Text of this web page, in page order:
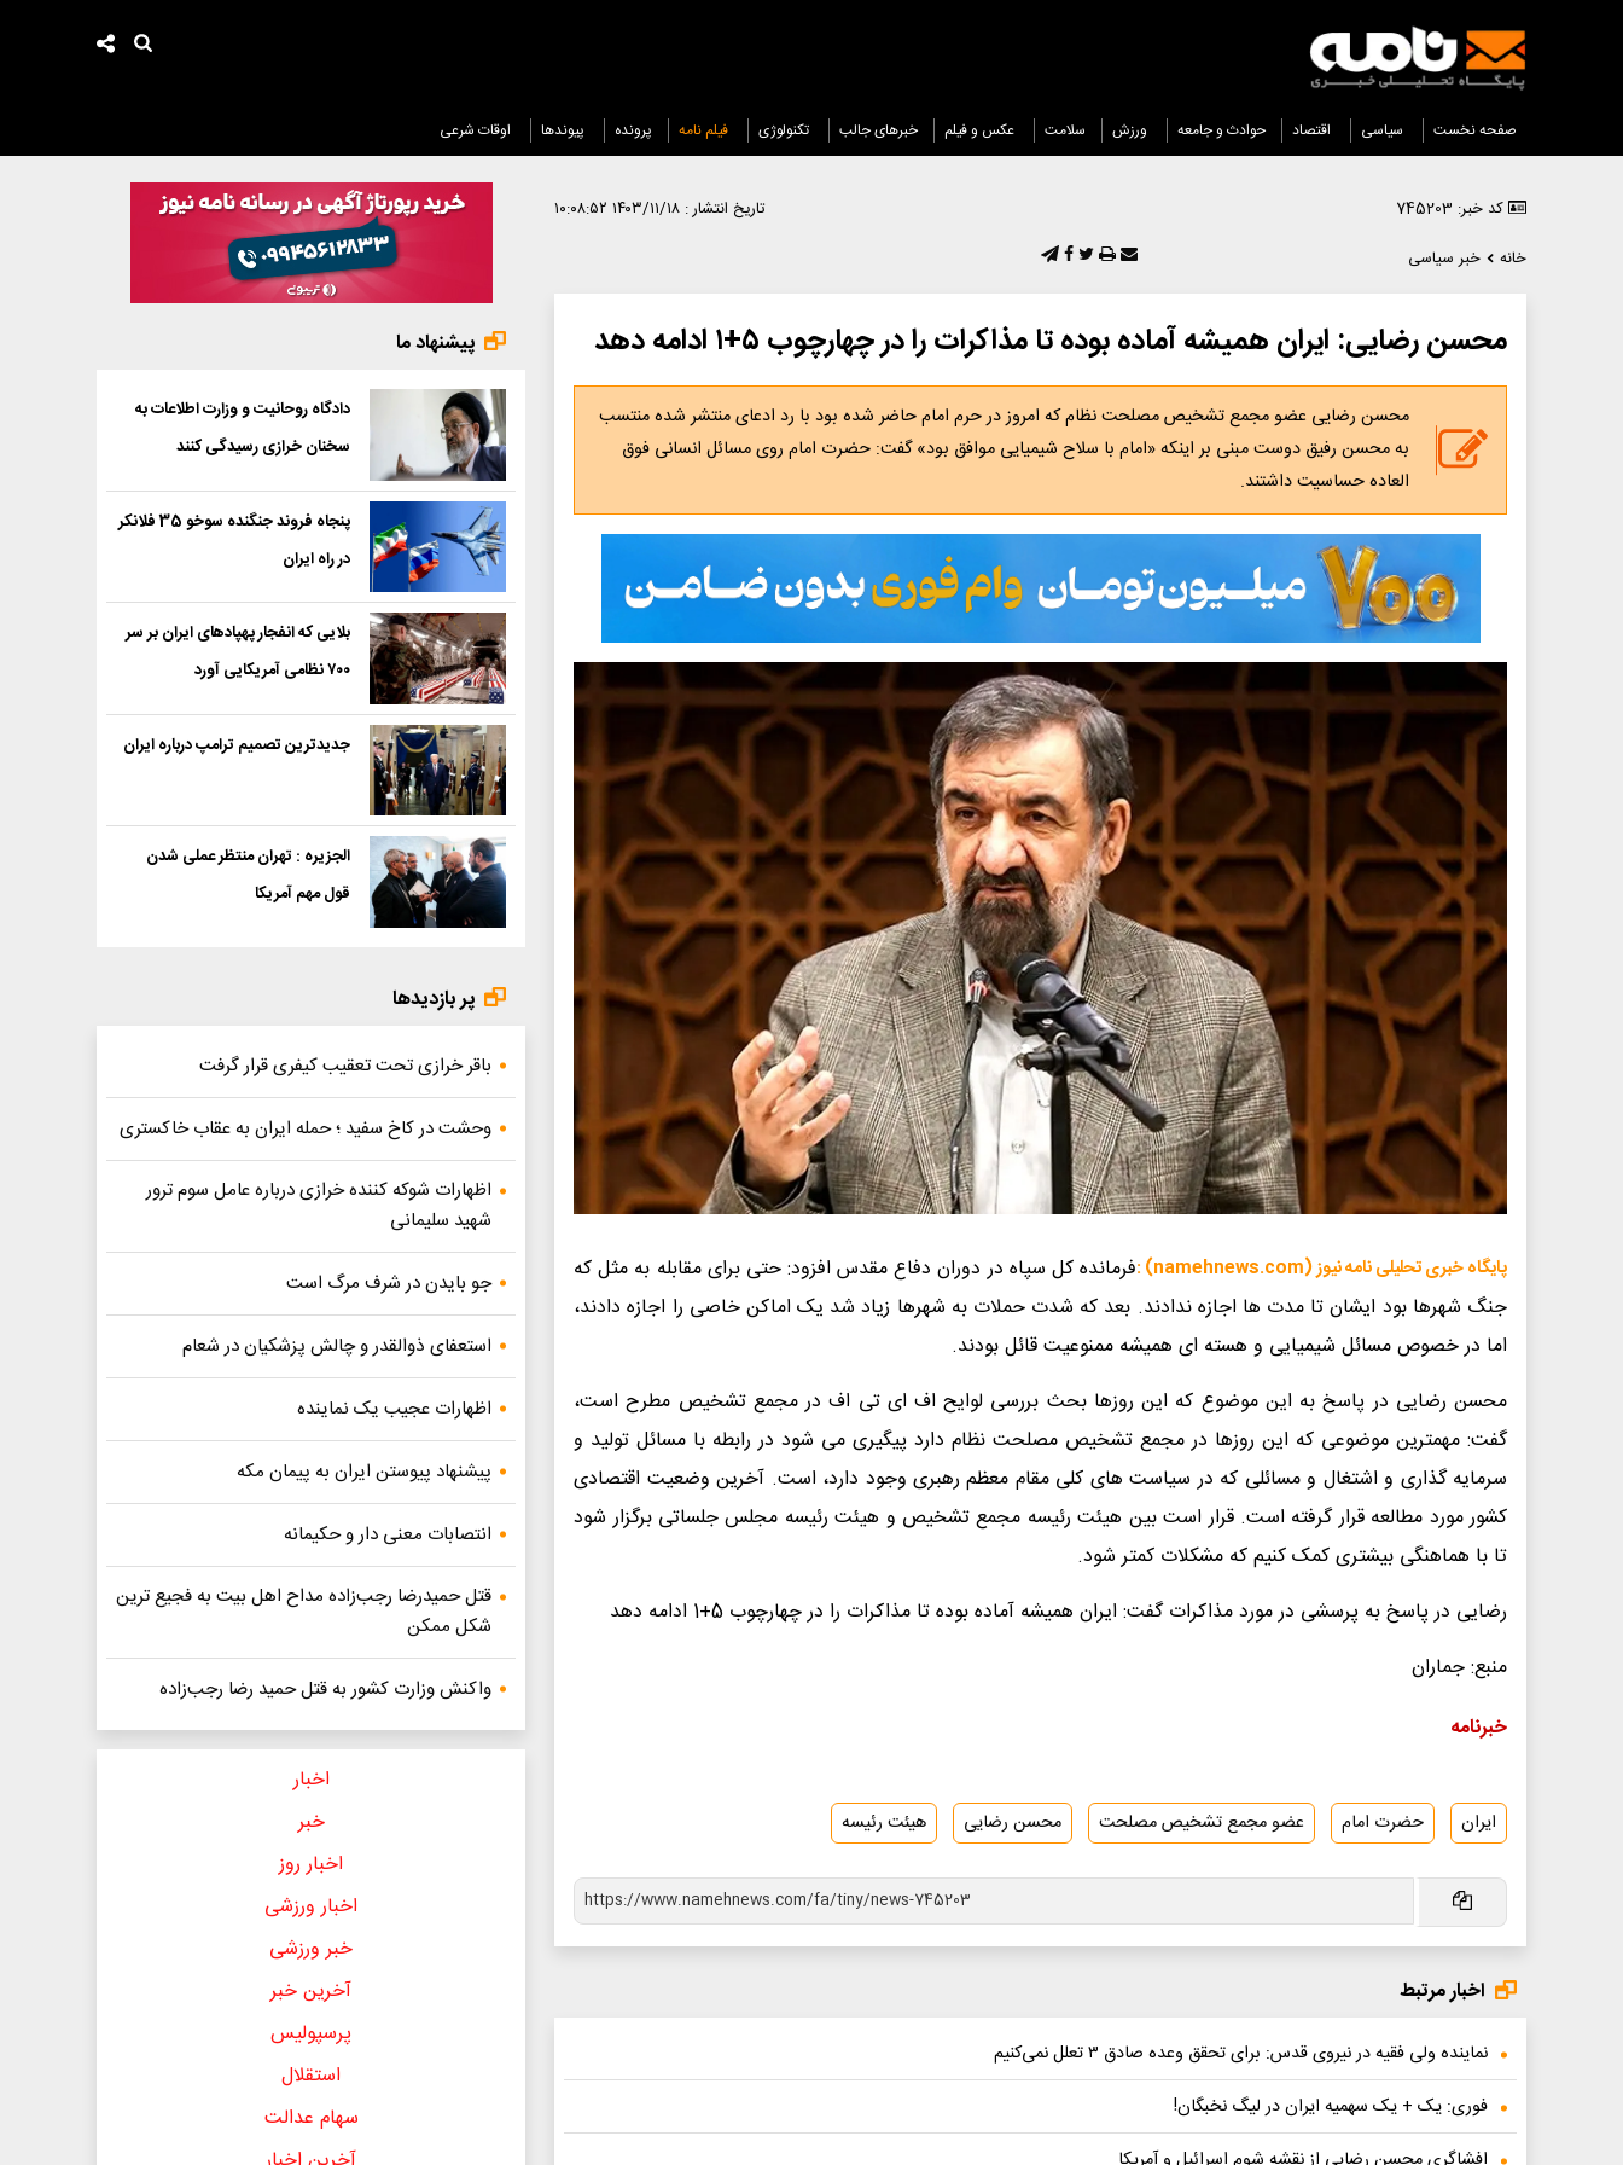
صفحه نخست سیاسی اقتصاد حوادث و جامعه ورزش سلامت عکس و فیلم خبرهای جالب تکنولوژی فیلم نامه پرونده پیوندها اوقات شرعی
کد خبر: 745203 تاریخ انتشار : ۱۴۰۳/۱۱/۱۸ ۱۰:۰۸:۵۲
خانه
خبر سیاسی
محسن رضایی: ایران همیشه آماده بوده تا مذاکرات را در چهارچوب ۵+۱ ادامه دهد
محسن رضایی عضو مجمع تشخیص مصلحت نظام که امروز در حرم امام حاضر شده بود با رد ادعای منتشر شده منتسب
به محسن رفیق دوست مبنی بر اینکه «امام با سلاح شیمیایی موافق بود» گفت: حضرت امام روی مسائل انسانی فوق
العاده حساسیت داشتند.
پایگاه خبری تحلیلی نامه نیوز (namehnews.com) :
فرمانده کل سپاه در دوران دفاع مقدس افزود: حتی برای مقابله به مثل که
جنگ شهرها بود ایشان تا مدت ها اجازه ندادند. بعد که شدت حملات به شهرها زیاد شد یک اماکن خاصی را اجازه دادند،
اما در خصوص مسائل شیمیایی و هسته ای همیشه ممنوعیت قائل بودند.
محسن رضایی در پاسخ به این موضوع که این روزها بحث بررسی لوایح اف ای تی اف در مجمع تشخیص مطرح است،
گفت: مهمترین موضوعی که این روزها در مجمع تشخیص مصلحت نظام دارد پیگیری می شود در رابطه با مسائل تولید و
سرمایه گذاری و اشتغال و مسائلی که در سیاست های کلی مقام معظم رهبری وجود دارد، است. آخرین وضعیت اقتصادی
کشور مورد مطالعه قرار گرفته است. قرار است بین هیئت رئیسه مجمع تشخیص و هیئت رئیسه مجلس جلساتی برگزار شود
تا با هماهنگی بیشتری کمک کنیم که مشکلات کمتر شود.
رضایی در پاسخ به پرسشی در مورد مذاکرات گفت: ایران همیشه آماده بوده تا مذاکرات را در چهارچوب 5+1 ادامه دهد
منبع: جماران
خبرنامه
ایران حضرت امام عضو مجمع تشخیص مصلحت محسن رضایی هیئت رئیسه
اخبار مرتبط
نماینده ولی فقیه در نیروی قدس: برای تحقق وعده صادق ۳ تعلل نمی‌کنیم
فوری: یک + یک سهمیه ایران در لیگ نخبگان!
پیشنهاد ما
دادگاه روحانیت و وزارت اطلاعات به
سخنان خرازی رسیدگی کنند
پنجاه فروند جنگنده سوخو 35 فلانکر
در راه ایران
بلایی که انفجار پهپادهای ایران بر سر
۷۰۰ نظامی آمریکایی آورد
جدیدترین تصمیم ترامپ درباره ایران
الجزیره : تهران منتظر عملی شدن
قول مهم آمریکا
پر بازدیدها
باقر خرازی تحت تعقیب کیفری قرار گرفت
وحشت در کاخ سفید ؛ حمله ایران به عقاب خاکستری
اظهارات شوکه کننده خرازی درباره عامل سوم ترور
شهید سلیمانی
جو بایدن در شرف مرگ است
استعفای ذوالقدر و چالش پزشکیان در شعام
اظهارات عجیب یک نماینده
پیشنهاد پیوستن ایران به پیمان مکه
انتصابات معنی دار و حکیمانه
قتل حمیدرضا رجب‌زاده مداح اهل بیت به فجیع ترین
شکل ممکن
واکنش وزارت کشور به قتل حمید رضا رجب‌زاده
اخبار
خبر
اخبار روز
اخبار ورزشی
خبر ورزشی
آخرین خبر
پرسپولیس
استقلال
سهام عدالت